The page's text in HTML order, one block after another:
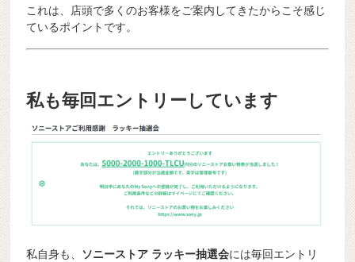
これは、店頭で多くのお客様をご案内してきたからこそ感じ
ているポイントです。
私も毎回エントリーしています
私自身も、 ソニーストア ラッキー抽選会には毎回エントリ